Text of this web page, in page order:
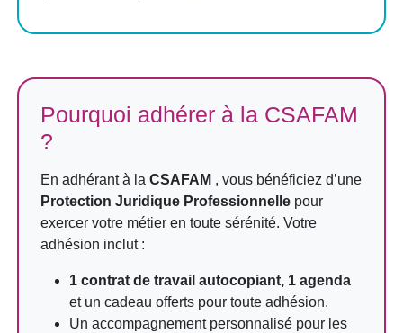
Pourquoi adhérer à la CSAFAM
?
En adhérant à la CSAFAM , vous bénéficiez d’une
Protection Juridique Professionnelle pour
exercer votre métier en toute sérénité. Votre
adhésion inclut :
1 contrat de travail autocopiant, 1 agenda
et un cadeau offerts pour toute adhésion.
Un accompagnement personnalisé pour les